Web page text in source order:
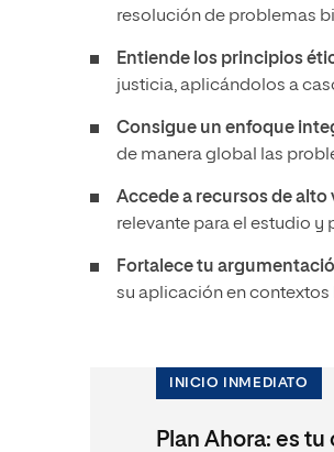
resolución de problemas
Entiende los principios
justicia, aplicándolos a
Consigue un enfoque
de manera global las
Accede a recursos de alto
relevante para el estudio y
Fortalece tu
su aplicación en
INICIO INMEDIATO
Plan Ahora: es